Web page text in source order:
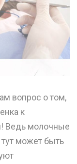
вопрос о том,
к
Ведь молочные
может быть